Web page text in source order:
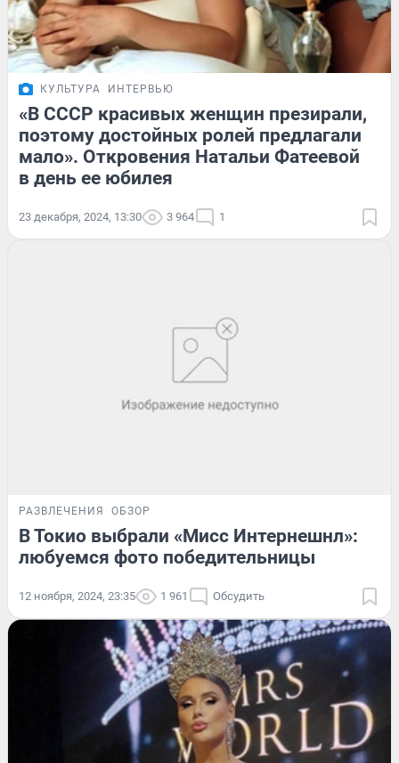
КУЛЬТУРА ИНТЕРВЬЮ
«В СССР красивых женщин презирали,
поэтому достойных ролей предлагали
мало». Откровения Натальи Фатеевой
в день ее юбилея
23 декабря, 2024, 13:30 3 964 1
РАЗВЛЕЧЕНИЯ ОБЗОР
В Токио выбрали «Мисс Интернешнл»:
любуемся фото победительницы
12 ноября, 2024, 23:35 1 961 Обсудить